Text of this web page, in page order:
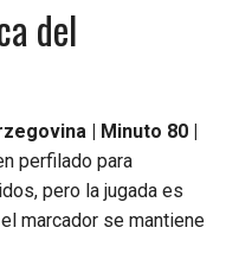
del
| Minuto 80 |
perfilado para
pero la jugada es
marcador se mantiene